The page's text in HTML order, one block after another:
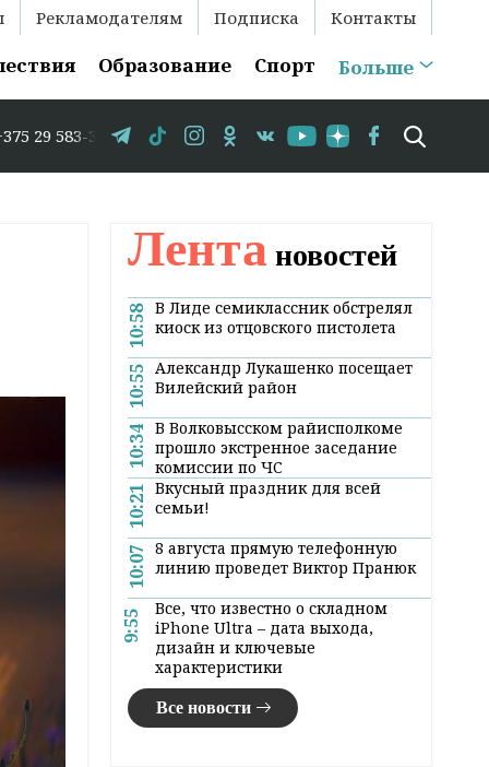
Рекламодателям Подписка Контакты
Образование Спорт Больше
// В Гродно временно закрывается движение по
Лента новостей
10:58 В Лиде семиклассник обстрелял
киоск из отцовского пистолета
10:55
Александр Лукашенко посещает
Вилейский район
10:34 В Волковысском райисполкоме
прошло экстренное заседание
комиссии по ЧС
10:21 Вкусный праздник для всей
семьи!
10:07 8 августа прямую телефонную
линию проведет Виктор Пранюк
9:55
Все, что известно о складном
iPhone Ultra – дата выхода,
дизайн и ключевые
характеристики
Все новости